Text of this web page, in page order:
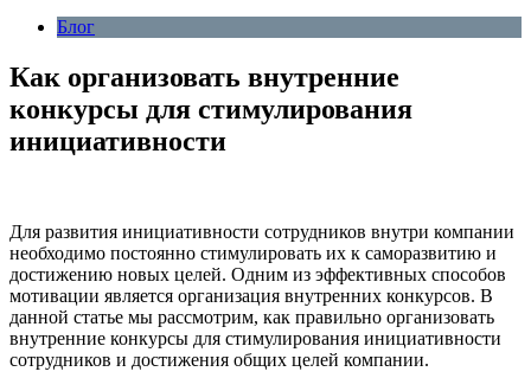
Блог
Как организовать внутренние
конкурсы для стимулирования
инициативности
Для развития инициативности сотрудников внутри компании
необходимо постоянно стимулировать их к саморазвитию и
достижению новых целей. Одним из эффективных способов
мотивации является организация внутренних конкурсов. В
данной статье мы рассмотрим, как правильно организовать
внутренние конкурсы для стимулирования инициативности
сотрудников и достижения общих целей компании.